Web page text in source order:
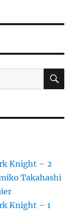
Knight – 2
Takahashi
Knight – 1